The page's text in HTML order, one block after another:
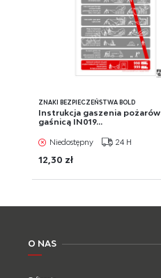
ZNAKI BEZPIECZEŃSTWA BOLD
Instrukcja gaszenia pożarów
gaśnicą IN019...
Niedostępny 24 H
12,30 zł
O NAS